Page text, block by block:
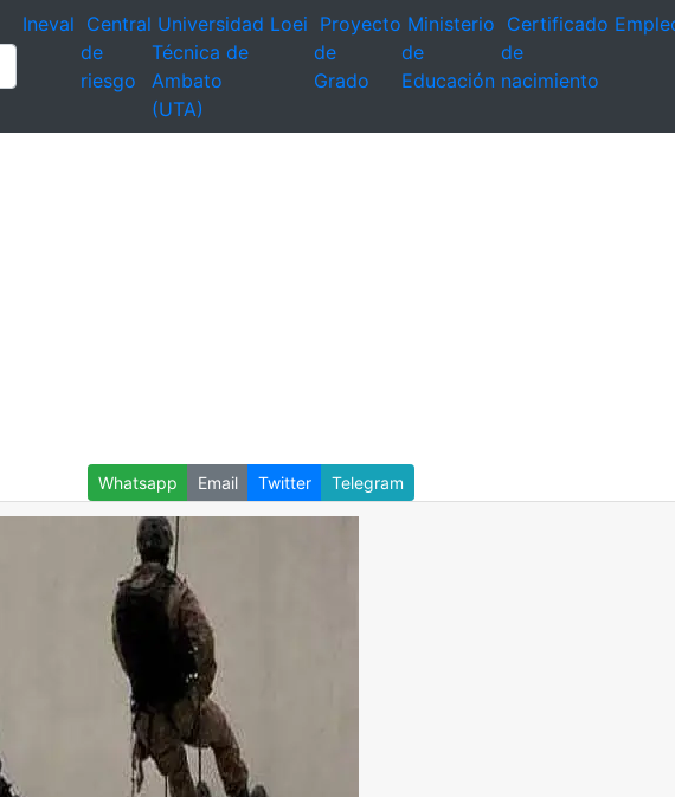
Ineval Central
de
riesgo
Universidad
Técnica de
Ambato
(UTA)
Loei Proyecto
de
Grado
Ministerio
de
Educación
Certificado
de
nacimiento
Whatsapp Email Twitter Telegram